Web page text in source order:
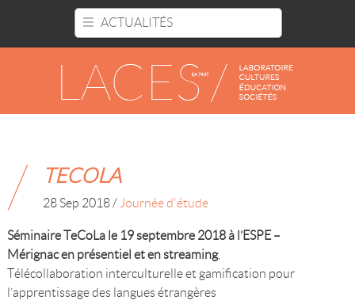
Panneau de gestion des cookies
ACTUALITÉS
TECOLA
28 Sep 2018/ Journée d'étude
Séminaire TeCoLa le 19 septembre 2018 à l’ESPE –
Mérignac en présentiel et en streaming.
Télécollaboration interculturelle et gamification pour
l’apprentissage des langues étrangères